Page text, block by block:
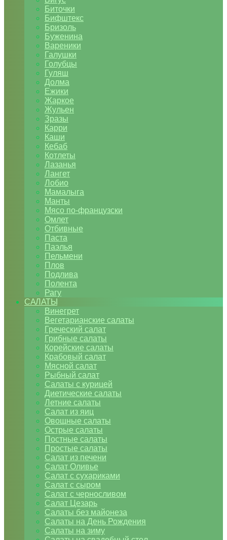
Биточки
Бифштекс
Бризоль
Буженина
Вареники
Галушки
Голубцы
Гуляш
Долма
Ежики
Жаркое
Жульен
Зразы
Карри
Каши
Кебаб
Котлеты
Лазанья
Лангет
Лобио
Мамалыга
Манты
Мясо по-французски
Омлет
Отбивные
Паста
Паэлья
Пельмени
Плов
Подлива
Полента
Рагу
САЛАТЫ
Винегрет
Вегетарианские салаты
Греческий салат
Грибные салаты
Корейские салаты
Крабовый салат
Мясной салат
Рыбный салат
Салаты с курицей
Диетические салаты
Летние салаты
Салат из яиц
Овощные салаты
Острые салаты
Постные салаты
Простые салаты
Салат из печени
Салат Оливье
Салат с сухариками
Салат с сыром
Салат с черносливом
Салат Цезарь
Салаты без майонеза
Салаты на День Рождения
Салаты на зиму